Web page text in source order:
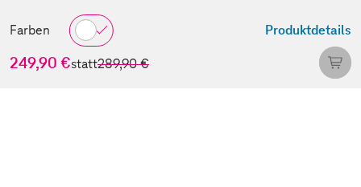
Farben Produktdetails
249,90 €statt289,90 €